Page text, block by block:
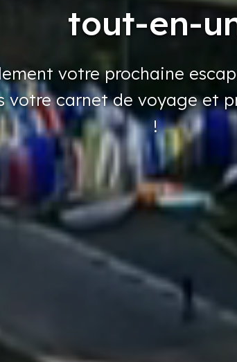
tout-en-
votre prochaine
votre carnet de voyage et
!